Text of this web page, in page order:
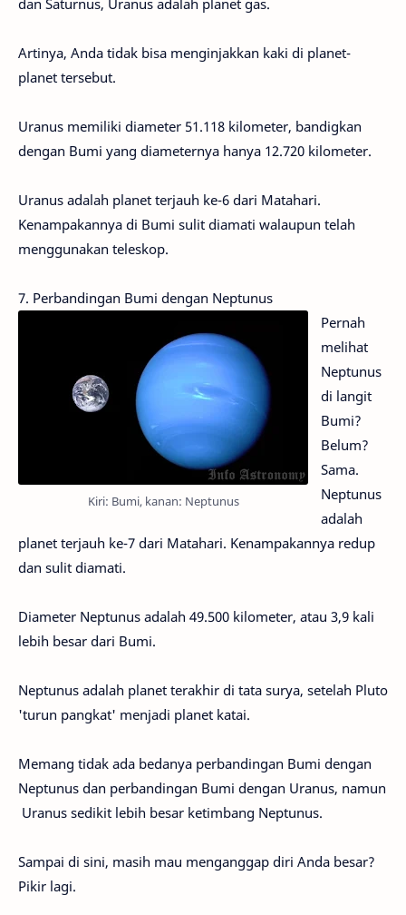
dan Saturnus, Uranus adalah planet gas.
Artinya, Anda tidak bisa menginjakkan kaki di planet-
planet tersebut.
Uranus memiliki diameter 51.118 kilometer, bandigkan
dengan Bumi yang diameternya hanya 12.720 kilometer.
Uranus adalah planet terjauh ke-6 dari Matahari.
Kenampakannya di Bumi sulit diamati walaupun telah
menggunakan teleskop.
7. Perbandingan Bumi dengan Neptunus
Kiri: Bumi, kanan: Neptunus
Pernah
melihat
Neptunus
di langit
Bumi?
Belum?
Sama.
Neptunus
adalah
planet terjauh ke-7 dari Matahari. Kenampakannya redup
dan sulit diamati.
Diameter Neptunus adalah 49.500 kilometer, atau 3,9 kali
lebih besar dari Bumi.
Neptunus adalah planet terakhir di tata surya, setelah Pluto
'turun pangkat' menjadi planet katai.
Memang tidak ada bedanya perbandingan Bumi dengan
Neptunus dan perbandingan Bumi dengan Uranus, namun
Uranus sedikit lebih besar ketimbang Neptunus.
Sampai di sini, masih mau menganggap diri Anda besar?
Pikir lagi.